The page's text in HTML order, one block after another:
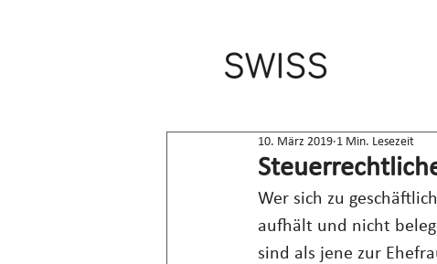
10. März 2019 1 Min. Lesezeit
Wer sich zu
aufhält und nicht
sind als jene zur